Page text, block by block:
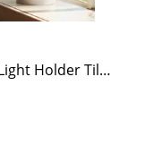
Tea Light Holder Tiled Stove White